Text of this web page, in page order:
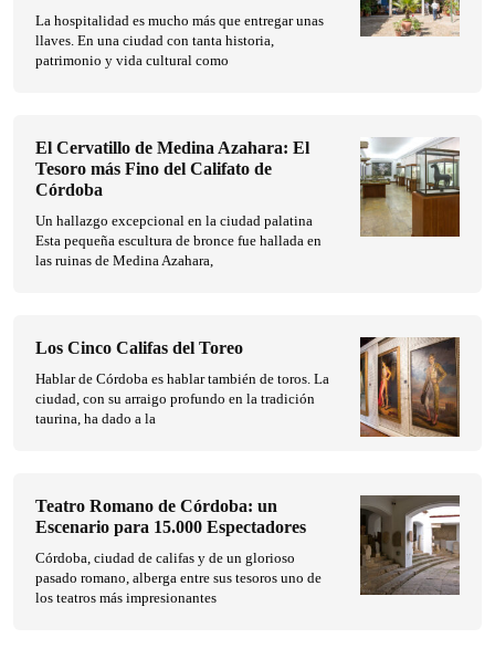
La hospitalidad es mucho más que entregar unas
llaves. En una ciudad con tanta historia,
patrimonio y vida cultural como
El Cervatillo de Medina Azahara: El
Tesoro más Fino del Califato de
Córdoba
Un hallazgo excepcional en la ciudad palatina
Esta pequeña escultura de bronce fue hallada en
las ruinas de Medina Azahara,
Los Cinco Califas del Toreo
Hablar de Córdoba es hablar también de toros. La
ciudad, con su arraigo profundo en la tradición
taurina, ha dado a la
Teatro Romano de Córdoba: un
Escenario para 15.000 Espectadores
Córdoba, ciudad de califas y de un glorioso
pasado romano, alberga entre sus tesoros uno de
los teatros más impresionantes